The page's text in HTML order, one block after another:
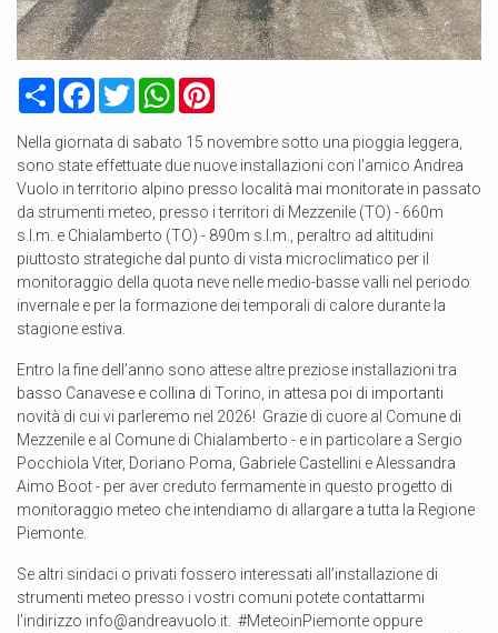
CondividiFacebook
TwitterWhatsApp
Nella giornata di sabato 15 novembre sotto una pioggia leggera,
sono state effettuate due nuove installazioni con l'amico Andrea
Vuolo in territorio alpino presso località mai monitorate in passato
da strumenti meteo, presso i territori di Mezzenile (TO) - 660m
s.l.m. e Chialamberto (TO) - 890m s.l.m., peraltro ad altitudini
piuttosto strategiche dal punto di vista microclimatico per il
monitoraggio della quota neve nelle medio-basse valli nel periodo
invernale e per la formazione dei temporali di calore durante la
stagione estiva.
Entro la fine dell’anno sono attese altre preziose installazioni tra
basso Canavese e collina di Torino, in attesa poi di importanti
novità di cui vi parleremo nel 2026! Grazie di cuore al Comune di
Mezzenile e al Comune di Chialamberto - e in particolare a Sergio
Pocchiola Viter, Doriano Poma, Gabriele Castellini e Alessandra
Aimo Boot - per aver creduto fermamente in questo progetto di
monitoraggio meteo che intendiamo di allargare a tutta la Regione
Piemonte.
Se altri sindaci o privati fossero interessati all’installazione di
strumenti meteo presso i vostri comuni potete contattarmi
l’indirizzo info@andreavuolo.it. #MeteoinPiemonte oppure